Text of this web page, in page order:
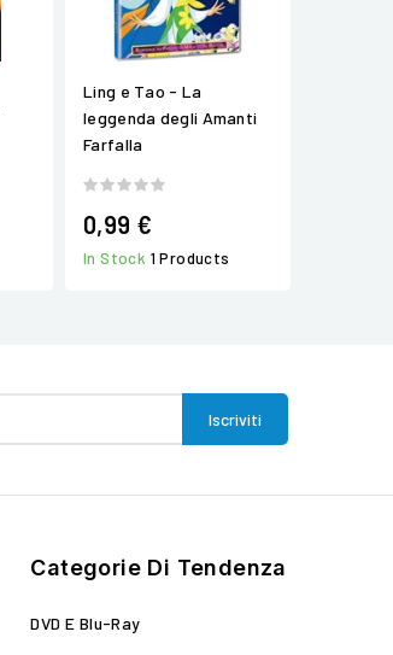
Ling e Tao - La
leggenda degli Amanti
Farfalla
0,99 €
In Stock 1 Products
Categorie Di Tendenza
DVD E Blu-Ray